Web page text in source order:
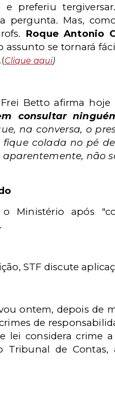
preferiu
pergunta. Mas,
Roque Antonio
assunto se tornará
.(Clique aqui)
Betto afirma hoje
consultar
na conversa, o
colada no pé
não
Ministério após
STF discute
ontem, depois de
de
lei considera crime
Tribunal de